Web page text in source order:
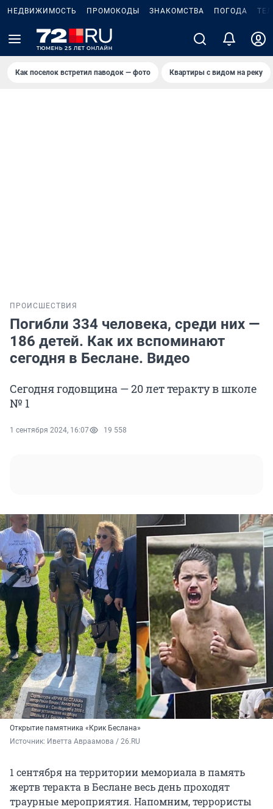
НЕДВИЖИМОСТЬ ПРОМОКОДЫ ЗНАКОМСТВА ПОГОДА
Как поселок встретил паводок — фото Квартиры с видом на реку
ПРОИСШЕСТВИЯ
Погибли 334 человека, среди них —
186 детей. Как их вспоминают
сегодня в Беслане. Видео
Сегодня годовщина — 20 лет теракту в школе
№ 1
1 сентября 2024, 16:07 19 558
Открытие памятника «Крик Беслана»
Источник: Иветта Авраамова / 26.RU
1 сентября на территории мемориала в память
жертв теракта в Беслане весь день проходят
траурные мероприятия. Напомним, террористы